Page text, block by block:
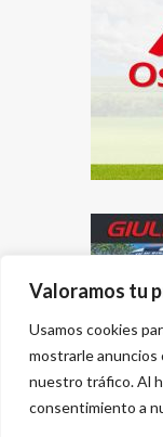
Valoramos tu
Usamos cookies
mostrarle anuncios
nuestro tráfico. Al
consentimiento a